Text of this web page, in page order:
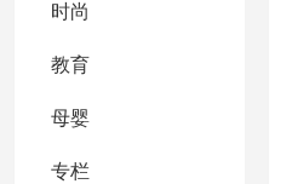
时尚
教育
母婴
专栏